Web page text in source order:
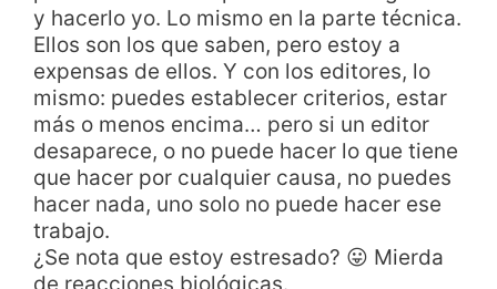
y hacerlo yo. Lo mismo en la parte técnica.
Ellos son los que saben, pero estoy a
expensas de ellos. Y con los editores, lo
mismo: puedes establecer criterios, estar
más o menos encima… pero si un editor
desaparece, o no puede hacer lo que tiene
que hacer por cualquier causa, no puedes
hacer nada, uno solo no puede hacer ese
trabajo.
¿Se nota que estoy estresado? 😛 Mierda